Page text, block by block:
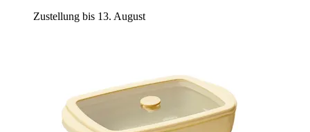
Zustellung bis 13. August